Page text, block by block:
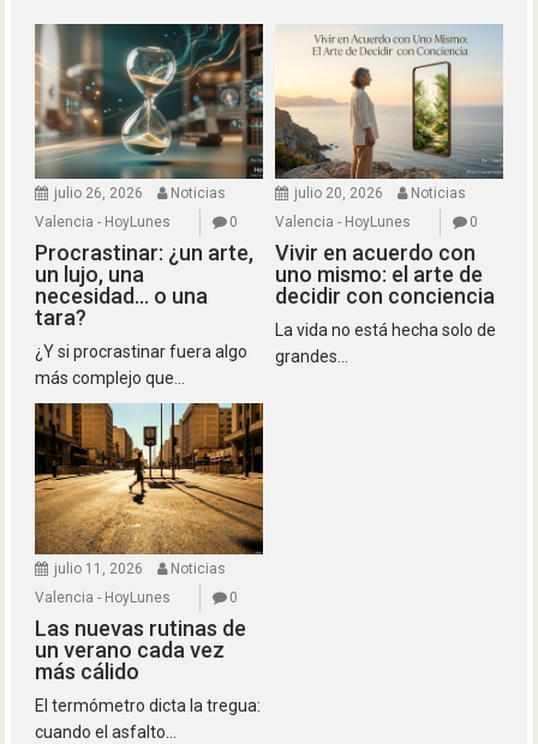
julio 26, 2026
Noticias
Valencia - HoyLunes
0
Procrastinar: ¿un arte,
un lujo, una
necesidad… o una
tara?
¿Y si procrastinar fuera algo
más complejo que...
julio 20, 2026
Noticias
Valencia - HoyLunes
0
Vivir en acuerdo con
uno mismo: el arte de
decidir con conciencia
La vida no está hecha solo de
grandes...
julio 11, 2026
Noticias
Valencia - HoyLunes
0
Las nuevas rutinas de
un verano cada vez
más cálido
El termómetro dicta la tregua:
cuando el asfalto...